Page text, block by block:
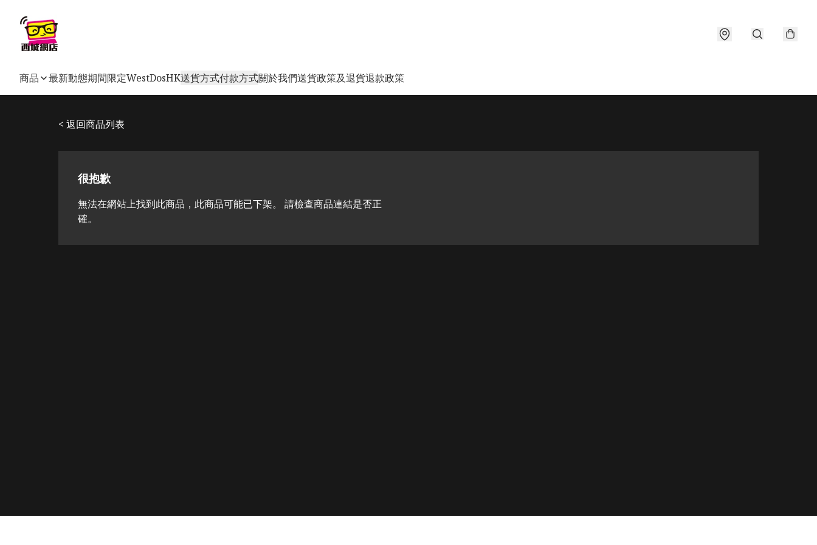
商品 最新動態期間限定WestDosHK送貨方式付款方式關於我們送貨政策及退貨退款政策
< 返回商品列表
很抱歉
無法在網站上找到此商品，此商品可能已下架。 請檢查商品連結是否正
確。